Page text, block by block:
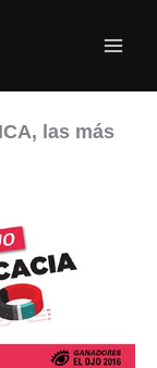
las más